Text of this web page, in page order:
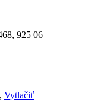
925 06
, Vytlačiť